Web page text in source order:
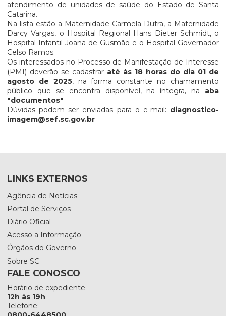
atendimento de unidades de saúde do Estado de Santa
Catarina.
Na lista estão a Maternidade Carmela Dutra, a Maternidade
Darcy Vargas, o Hospital Regional Hans Dieter Schmidt, o
Hospital Infantil Joana de Gusmão e o Hospital Governador
Celso Ramos.
Os interessados no Processo de Manifestação de Interesse
(PMI) deverão se cadastrar até às 18 horas do dia 01 de
agosto de 2025, na forma constante no chamamento
público que se encontra disponível, na íntegra, na aba
"documentos"
Dúvidas podem ser enviadas para o e-mail: diagnostico-
imagem@sef.sc.gov.br
LINKS EXTERNOS
Agência de Notícias
Portal de Serviços
Diário Oficial
Acesso a Informação
Órgãos do Governo
Sobre SC
FALE CONOSCO
Horário de expediente
12h às 19h
Telefone: